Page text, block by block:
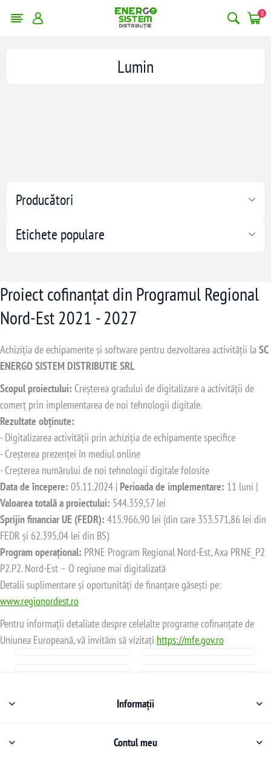
0
Producători
Etichete populare
Lumin
Proiect cofinanțat din Programul Regional
Nord-Est 2021 - 2027
Achiziția de echipamente și software pentru dezvoltarea activității laSC
ENERGO SISTEM DISTRIBUTIE SRL
Scopul proiectului: Creșterea gradului de digitalizare a activității de
comerț prin implementarea de noi tehnologii digitale.
Rezultate obținute:
- Digitalizarea activității prin achiziția de echipamente specifice
- Creșterea prezenței în mediul online
- Creșterea numărului de noi tehnologii digitale folosite
Data de începere: 05.11.2024 | Perioada de implementare: 11 luni |
Valoarea totală a proiectului: 544.359,57 lei
Sprijin financiar UE (FEDR): 415.966,90 lei (din care 353.571,86 lei din
FEDR și 62.395,04 lei din BS)
Program operațional: PRNE Program Regional Nord-Est, Axa PRNE_P2
P2.P2. Nord-Est – O regiune mai digitalizată
Detalii suplimentare și oportunități de finanțare găsești pe:
www.regionordest.ro
Pentru informații detaliate despre celelalte programe cofinanțate de
Uniunea Europeană, vă invităm să vizitați https://mfe.gov.ro
Informații
Contul meu